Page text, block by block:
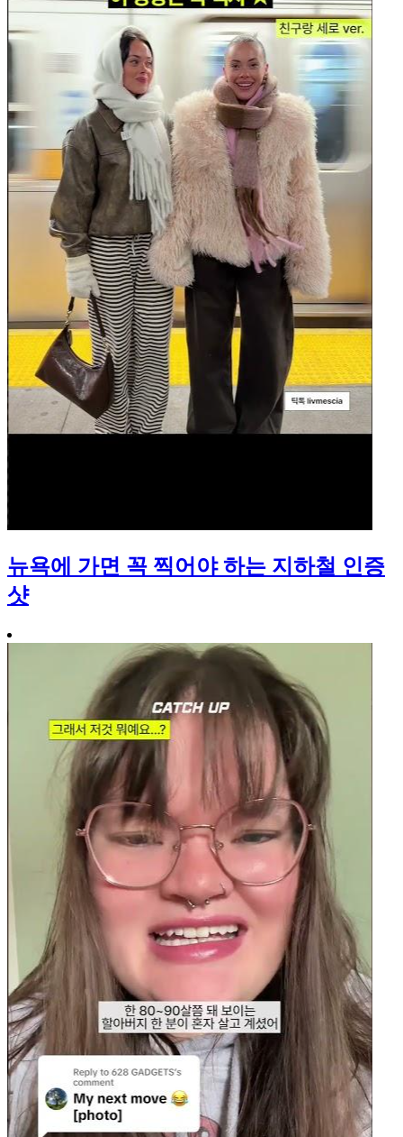
뉴욕에 가면 꼭 찍어야 하는 지하철 인증
샷